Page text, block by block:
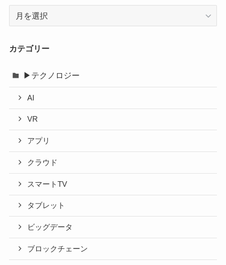
イ
カテゴリー
▶テクノロジー
AI
VR
アプリ
クラウド
スマートTV
タブレット
ビッグデータ
ブロックチェーン